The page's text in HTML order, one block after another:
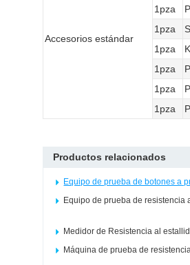
Accesorios estándar
1pza
1pza
1pza
1pza
1pza
1pza
Productos relacionados
Equipo de prueba de botones a
Equipo de prueba de resistencia
Medidor de Resistencia al
Máquina de prueba de